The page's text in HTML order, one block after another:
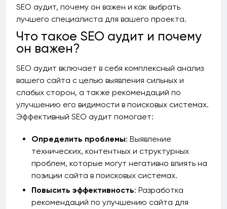
SEO аудит, почему он важен и как выбрать
лучшего специалиста для вашего проекта.
Что такое SEO аудит и почему
он важен?
SEO аудит включает в себя комплексный анализ
вашего сайта с целью выявления сильных и
слабых сторон, а также рекомендаций по
улучшению его видимости в поисковых системах.
Эффективный SEO аудит помогает:
Определить проблемы: Выявление
технических, контентных и структурных
проблем, которые могут негативно влиять на
позиции сайта в поисковых системах.
Повысить эффективность: Разработка
рекомендаций по улучшению сайта для